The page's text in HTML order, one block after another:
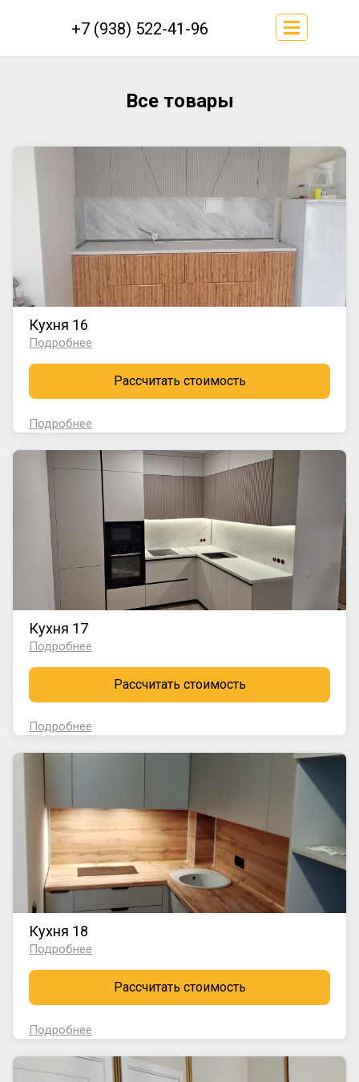
+7 (938) 522-41-96
Все товары
Кухня 16
Подробнее
Рассчитать стоимость
Подробнее
Кухня 17
Подробнее
Рассчитать стоимость
Подробнее
Кухня 18
Подробнее
Рассчитать стоимость
Подробнее